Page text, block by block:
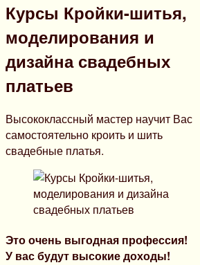
Курсы Кройки-шитья,
моделирования и
дизайна свадебных
платьев
Высококлассный мастер научит Вас
самостоятельно кроить и шить
свадебные платья.
Это очень выгодная профессия!
У вас будут высокие доходы!